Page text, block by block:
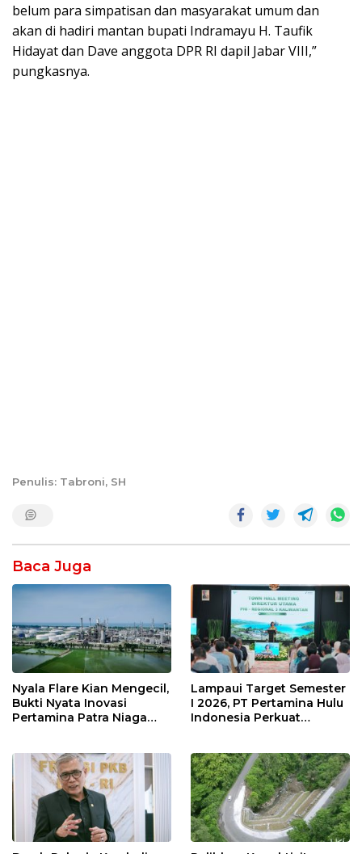
belum para simpatisan dan masyarakat umum dan
akan di hadiri mantan bupati Indramayu H. Taufik
Hidayat dan Dave anggota DPR RI dapil Jabar VIII,”
pungkasnya.
Penulis: Tabroni, SH
Baca Juga
Nyala Flare Kian Mengecil,
Bukti Nyata Inovasi
Pertamina Patra Niaga
Lampaui Target Semester
I 2026, PT Pertamina Hulu
Indonesia Perkuat
Keselamatan Kerja